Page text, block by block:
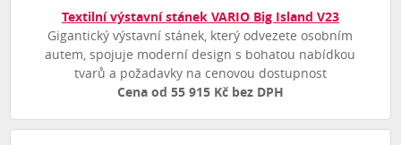
Textilní výstavní stánek VARIO Big Island V23
Gigantický výstavní stánek, který odvezete osobním
autem, spojuje moderní design s bohatou nabídkou
tvarů a požadavky na cenovou dostupnost
Cena od 55 915 Kč bez DPH